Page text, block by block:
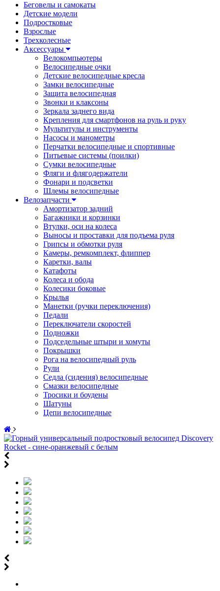
Беговелы и самокаты
Детские модели
Подростковые
Взрослые
Трехколесные
Аксессуары
Велокомпьютеры
Велосипедные очки
Детские велосипедные кресла
Замки велосипедные
Защита велосипедная
Звонки и клаксоны
Зеркала заднего вида
Крепления для смартфонов на руль и руку
Мультитулы и инструменты
Насосы и манометры
Перчатки велосипедные и спортивные
Питьевые системы (поилки)
Сумки велосипедные
Фляги и флягодержатели
Фонари и подсветки
Шлемы велосипедные
Велозапчасти
Амортизатор задний
Багажники и корзинки
Втулки, оси на колеса
Выносы и проставки для подъема руля
Грипсы и обмотки руля
Камеры, ремкомплект, флиппер
Каретки, валы
Катафоты
Колеса и обода
Колесики боковые
Крылья
Манетки (ручки переключения)
Педали
Переключатели скоростей
Подножки
Подседельные штыри и хомуты
Покрышки
Рога на велосипедный руль
Рули
Седла (сидения) велосипедные
Смазки велосипедные
Тросики и боудены
Шатуны
Цепи велосипедные